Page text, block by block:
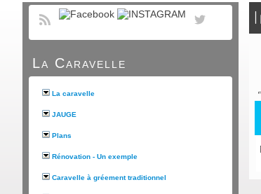
La Caravelle
La caravelle
JAUGE
Plans
Rénovation - Un exemple
Caravelle à gréement traditionnel